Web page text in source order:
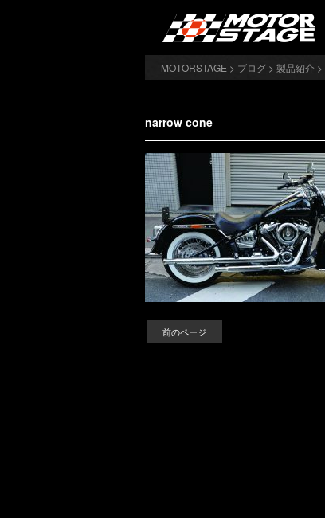
MOTORSTAGE > ブログ > 製品紹介 >
narrow cone
前のページ